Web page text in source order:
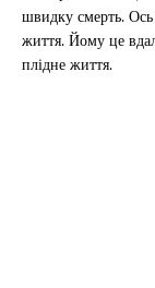
швидку смерть. Ось
життя. Йому це
плідне життя.